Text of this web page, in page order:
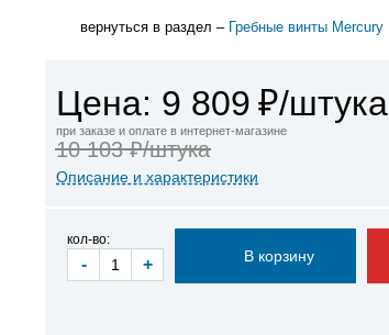
вернуться в раздел – Гребные винты Mercury
Цена: 9 809 ₽/штука
при заказе и оплате в интернет-магазине
10 103 ₽/штука
Описание и характеристики
кол-во:
- +